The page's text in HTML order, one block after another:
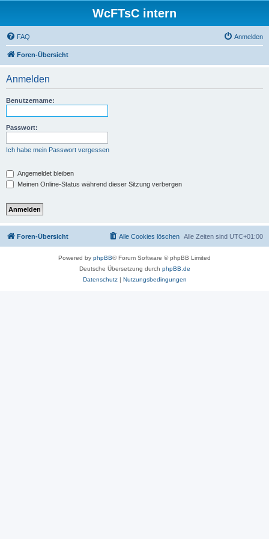
WcFTsC intern
FAQ Anmelden
Foren-Übersicht
Anmelden
Benutzername:
Passwort:
Ich habe mein Passwort vergessen
Angemeldet bleiben
Meinen Online-Status während dieser Sitzung verbergen
Foren-Übersicht Alle Zeiten sind UTC+01:00
Alle Cookies löschen
Powered by phpBB® Forum Software © phpBB Limited
Deutsche Übersetzung durch phpBB.de
Datenschutz| Nutzungsbedingungen